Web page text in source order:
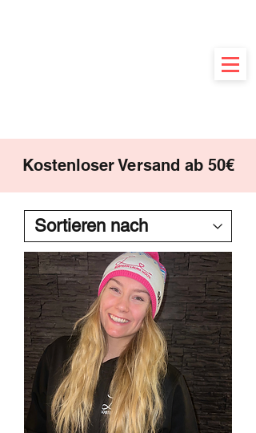
Kostenloser Versand ab 50€